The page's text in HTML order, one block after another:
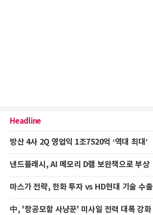
Headline
방산 4사 2Q 영업익 1조7520억 ‘역대 최대’
낸드플래시, AI 메모리 D램 보완책으로 부상
마스가 전략, 한화 투자 vs HD현대 기술 수출
中, '항공모함 사냥꾼' 미사일 전력 대폭 강화